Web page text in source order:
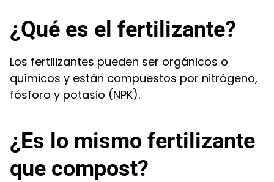
¿Qué es el fertilizante?
Los fertilizantes pueden ser orgánicos o
químicos y están compuestos por nitrógeno,
fósforo y potasio (NPK).
¿Es lo mismo fertilizante
que compost?